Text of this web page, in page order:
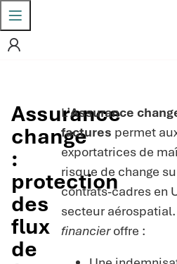
Assurance
change
:
protection
des
flux
de
L’Assurance
factures permet
exportatrices de
risque de change
contrats-cadres en
secteur
financieroffre :